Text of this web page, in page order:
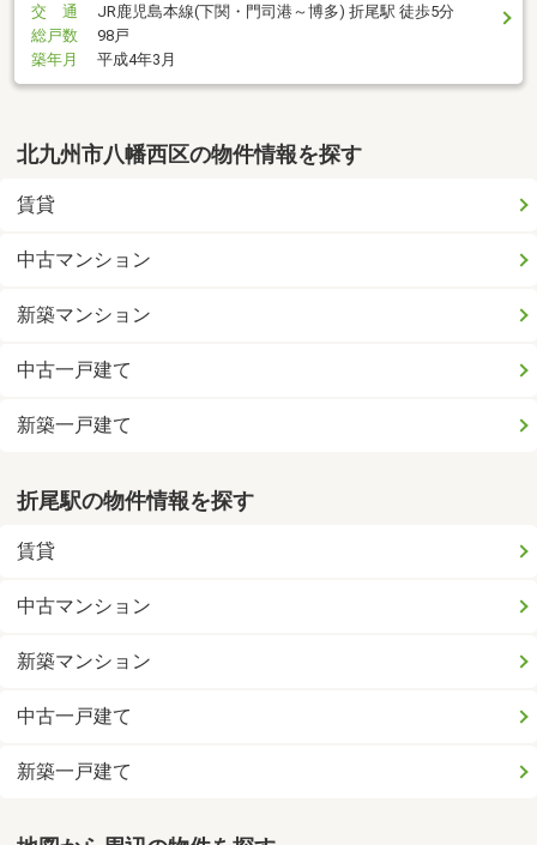
交 通
JR鹿児島本線(下関・門司港～博多) 折尾駅 徒歩5分
総戸数
98戸
築年月
平成4年3月
北九州市八幡西区の物件情報を探す
賃貸
中古マンション
新築マンション
中古一戸建て
新築一戸建て
折尾駅の物件情報を探す
賃貸
中古マンション
新築マンション
中古一戸建て
新築一戸建て